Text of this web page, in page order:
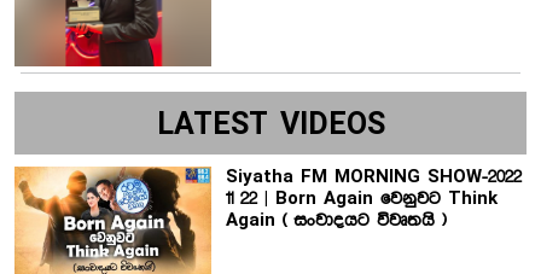
LATEST VIDEOS
Siyatha FM MORNING SHOW-2022
11 22 | Born Again වෙනුවට Think
Again ( සංවාදයට විවෘතයි )